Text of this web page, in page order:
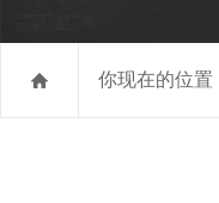
你现在的位置